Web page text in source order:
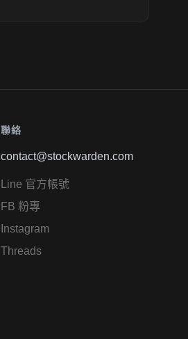
聯絡
contact@stockwarden.com
Line 官方帳號
FB 粉專
Instagram
Threads